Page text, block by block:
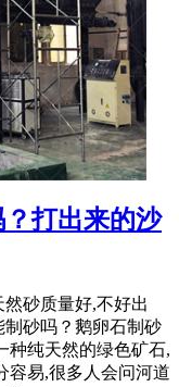
打出来的沙
砂质量好,不好出
砂吗？鹅卵石制砂
种纯天然的绿色矿石,
容易,很多人会问河道